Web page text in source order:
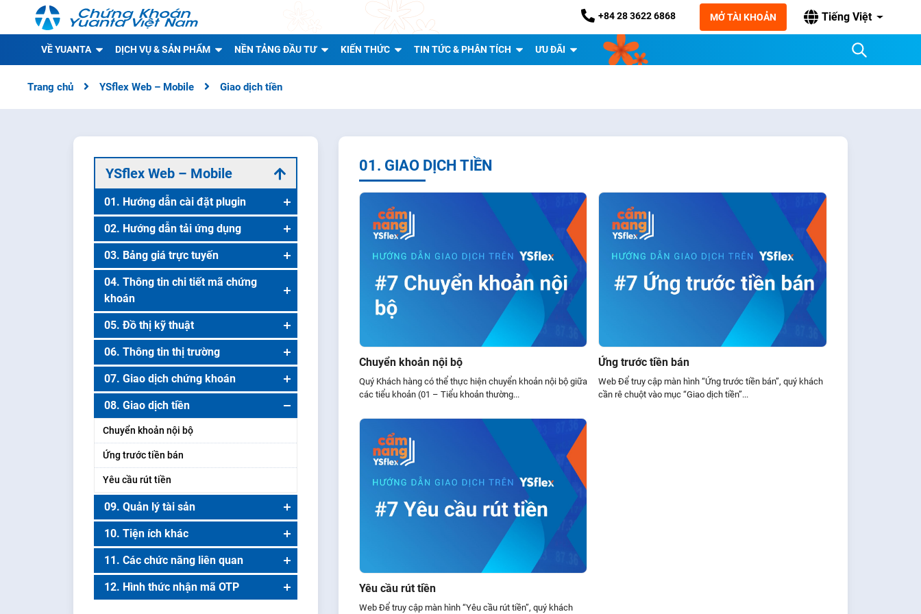
+84 28 3622 6868 MỞ TÀI KHOẢN Tiếng Việt
VỀ YUANTA DỊCH VỤ & SẢN PHẨM NỀN TẢNG ĐẦU TƯ KIẾN THỨC TIN TỨC & PHÂN TÍCH ƯU ĐÃI
Trang chủ YSflex Web – Mobile Giao dịch tiền
YSflex Web – Mobile
01. Hướng dẫn cài đặt plugin
Hướng dẫn cài đặt plugin YSflex
02. Hướng dẫn tải ứng dụng
Tải ứng dụng cho nền tảng IOS
Tải ứng dụng cho nền tảng Android
Hướng dẫn lấy lại mật khẩu YSflex
03. Bảng giá trực tuyến
Danh mục theo dõi
Danh mục chứng khoán
Bảng giá lô lẻ
Danh mục khuyến nghị
Danh mục chứng quyền
04. Thông tin chi tiết mã chứng
khoán
Thông tin chi tiết mã chứng khoán
05. Đồ thị kỹ thuật
Đồ thị kỹ thuật
06. Thông tin thị trường
Phân tích thị trường
Vốn hóa thị trường
Thanh khoản thị trường
Giao dịch khối ngoại
Tin tức – sự kiện
07. Giao dịch chứng khoán
Đặt lệnh
Lệnh đặt trước ngày – Lệnh GTD
Lệnh quảng cáo
Thực hiện quyền
Chuyển khoản chứng khoán
Thông tin quyền dự kiến
Tra cứu thông tin quyền
Cảnh báo
Lịch sử lệnh
08. Giao dịch tiền
Chuyển khoản nội bộ
Ứng trước tiền bán
Yêu cầu rút tiền
09. Quản lý tài sản
Tổng quan tài sản
Sao kê giao dịch
Xác nhận lệnh
10. Tiện ích khác
Quản lý thông tin tài khoản ngân hàng
Danh sách CK ký quỹ
11. Các chức năng liên quan
Đổi ngôn ngữ
12. Hình thức nhận mã OTP
01. GIAO DỊCH TIỀN
Chuyển khoản nội bộ
Quý Khách hàng có thể thực hiện chuyển khoản nội bộ giữa
các tiểu khoản (01 – Tiểu khoản thường...
Ứng trước tiền bán
Web Để truy cập màn hình “Ứng trước tiền bán”, quý khách
cần rê chuột vào mục “Giao dịch tiền”...
Yêu cầu rút tiền
Web Để truy cập màn hình “Yêu cầu rút tiền”, quý khách